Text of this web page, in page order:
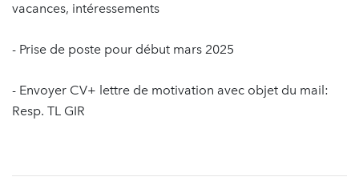
vacances, intéressements
- Prise de poste pour début mars 2025
- Envoyer CV+ lettre de motivation avec objet du mail:
Resp. TL GIR